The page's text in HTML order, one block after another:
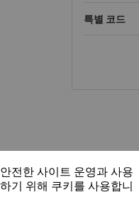
특별 코드
전한 사이트 운영과 사용
기 위해 쿠키를 사용합니